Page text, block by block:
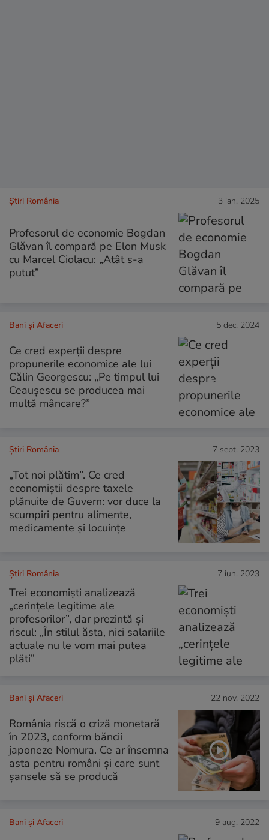
Știri România 3 ian. 2025
Profesorul de economie Bogdan
Glăvan îl compară pe Elon Musk
cu Marcel Ciolacu: „Atât s-a
putut”
Bani și Afaceri 5 dec. 2024
Ce cred experții despre
propunerile economice ale lui
Călin Georgescu: „Pe timpul lui
Ceaușescu se producea mai
multă mâncare?”
Știri România 7 sept. 2023
„Tot noi plătim”. Ce cred
economiștii despre taxele
plănuite de Guvern: vor duce la
scumpiri pentru alimente,
medicamente și locuințe
Știri România 7 iun. 2023
Trei economiști analizează
„cerințele legitime ale
profesorilor”, dar prezintă și
riscul: „În stilul ăsta, nici salariile
actuale nu le vom mai putea
plăti”
Bani și Afaceri 22 nov. 2022
România riscă o criză monetară
în 2023, conform băncii
japoneze Nomura. Ce ar însemna
asta pentru români și care sunt
șansele să se producă
Bani și Afaceri 9 aug. 2022